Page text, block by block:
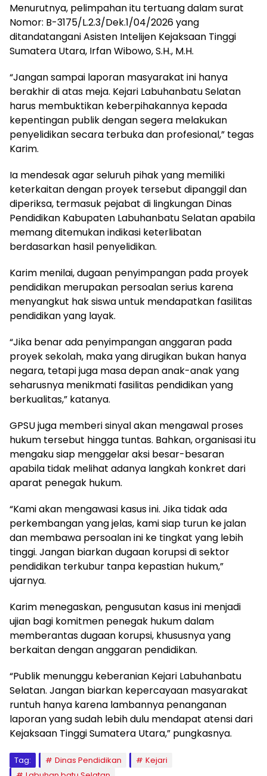
Menurutnya, pelimpahan itu tertuang dalam surat
Nomor: B-3175/L.2.3/Dek.1/04/2026 yang
ditandatangani Asisten Intelijen Kejaksaan Tinggi
Sumatera Utara, Irfan Wibowo, S.H., M.H.
“Jangan sampai laporan masyarakat ini hanya
berakhir di atas meja. Kejari Labuhanbatu Selatan
harus membuktikan keberpihakannya kepada
kepentingan publik dengan segera melakukan
penyelidikan secara terbuka dan profesional,” tegas
Karim.
Ia mendesak agar seluruh pihak yang memiliki
keterkaitan dengan proyek tersebut dipanggil dan
diperiksa, termasuk pejabat di lingkungan Dinas
Pendidikan Kabupaten Labuhanbatu Selatan apabila
memang ditemukan indikasi keterlibatan
berdasarkan hasil penyelidikan.
Karim menilai, dugaan penyimpangan pada proyek
pendidikan merupakan persoalan serius karena
menyangkut hak siswa untuk mendapatkan fasilitas
pendidikan yang layak.
“Jika benar ada penyimpangan anggaran pada
proyek sekolah, maka yang dirugikan bukan hanya
negara, tetapi juga masa depan anak-anak yang
seharusnya menikmati fasilitas pendidikan yang
berkualitas,” katanya.
GPSU juga memberi sinyal akan mengawal proses
hukum tersebut hingga tuntas. Bahkan, organisasi itu
mengaku siap menggelar aksi besar-besaran
apabila tidak melihat adanya langkah konkret dari
aparat penegak hukum.
“Kami akan mengawasi kasus ini. Jika tidak ada
perkembangan yang jelas, kami siap turun ke jalan
dan membawa persoalan ini ke tingkat yang lebih
tinggi. Jangan biarkan dugaan korupsi di sektor
pendidikan terkubur tanpa kepastian hukum,”
ujarnya.
Karim menegaskan, pengusutan kasus ini menjadi
ujian bagi komitmen penegak hukum dalam
memberantas dugaan korupsi, khususnya yang
berkaitan dengan anggaran pendidikan.
“Publik menunggu keberanian Kejari Labuhanbatu
Selatan. Jangan biarkan kepercayaan masyarakat
runtuh hanya karena lambannya penanganan
laporan yang sudah lebih dulu mendapat atensi dari
Kejaksaan Tinggi Sumatera Utara,” pungkasnya.
Tag: Dinas Pendidikan
Kejari